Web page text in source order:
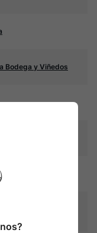
Bodega y Viñedos
com reflexos